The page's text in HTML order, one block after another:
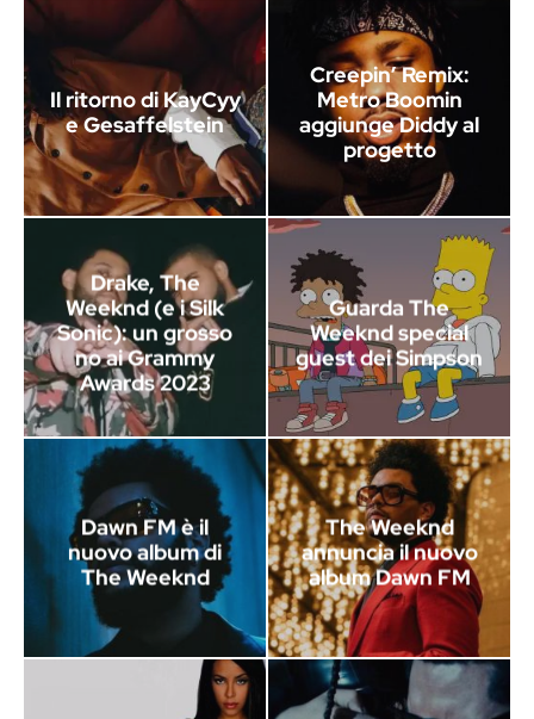
Il ritorno di KayCyy
e Gesaffelstein
Creepin’ Remix:
Metro Boomin
aggiunge Diddy al
progetto
Drake, The
Weeknd (e i Silk
Sonic): un grosso
no ai Grammy
Awards 2023
Guarda The
Weeknd special
guest dei Simpson
Dawn FM è il
nuovo album di
The Weeknd
The Weeknd
annuncia il nuovo
album Dawn FM